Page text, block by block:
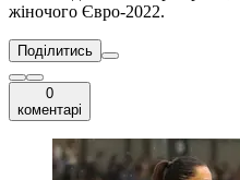
жіночого Євро-2022.
Поділитись
0
коментарі